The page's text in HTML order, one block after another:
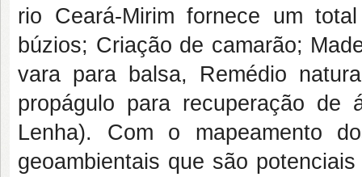
rio Ceará-Mirim fornece um
búzios; Criação de camarão;
vara para balsa, Remédio
propágulo para recuperação
Lenha). Com o mapeamento
geoambientais que são